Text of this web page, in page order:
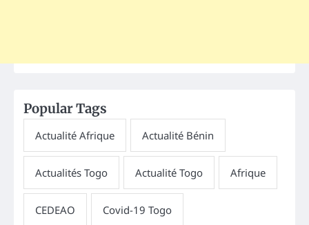
Popular Tags